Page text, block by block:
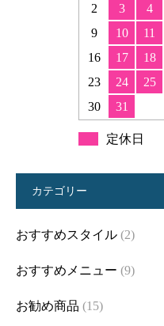
2
3 4
9
10 11
16
17 18
23
24 25
30
31
定休日
カテゴリー
おすすめスタイル (2)
おすすめメニュー (9)
お勧め商品 (15)